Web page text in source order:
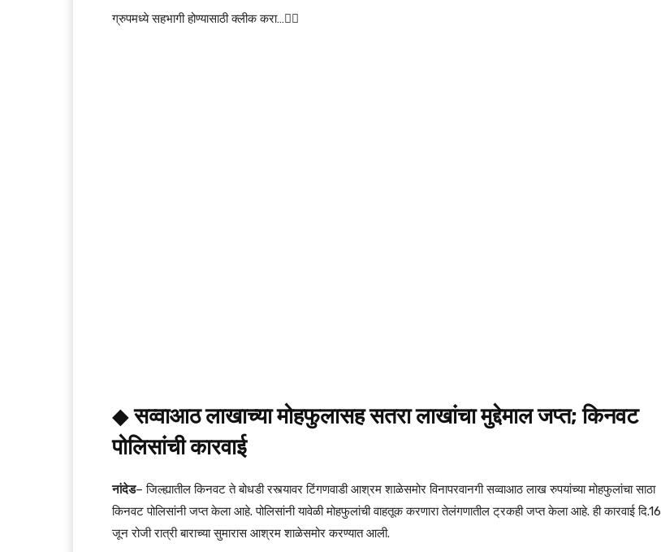
ग्रुपमध्ये सहभागी होण्यासाठी क्लीक करा…👆🏻
◆सव्वाआठ लाखाच्या मोहफुलासह सतरा लाखांचा मुद्देमाल जप्त; किनवट
पोलिसांची कारवाई
नांदेड– जिल्ह्यातील किनवट ते बोधडी रस्त्यावर टिंगणवाडी आश्रम शाळेसमोर विनापरवानगी सव्वाआठ लाख रुपयांच्या मोहफुलांचा साठा
किनवट पोलिसांनी जप्त केला आहे. पोलिसांनी यावेळी मोहफुलांची वाहतूक करणारा तेलंगणातील ट्रकही जप्त केला आहे. ही कारवाई दि.16
जून रोजी रात्री बाराच्या सुमारास आश्रम शाळेसमोर करण्यात आली.